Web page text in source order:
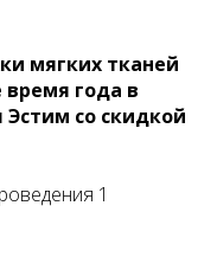
мягких тканей
года в
со скидкой
1